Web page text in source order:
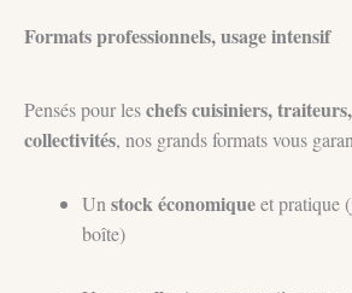
Formats professionnels, usage intensif
Pensés pour leschefs cuisiniers,
collectivités, nos grands formats vous
Un stock économiqueet pratique
boîte)